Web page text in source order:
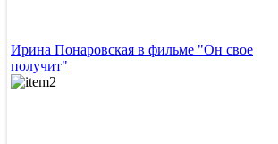
Ирина Понаровская в фильме "Он свое
получит"